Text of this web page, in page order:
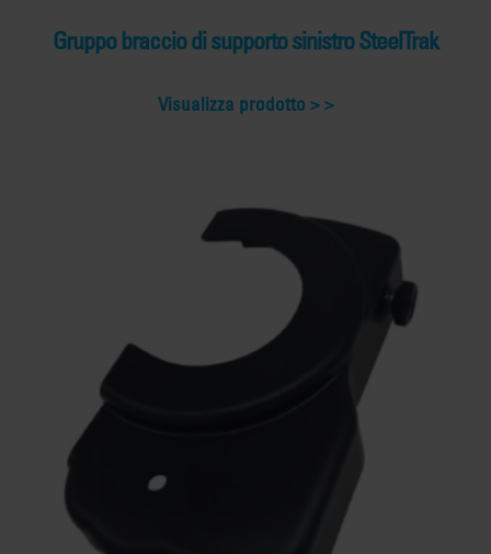
Gruppo braccio di supporto sinistro SteelTrak
Visualizza prodotto >